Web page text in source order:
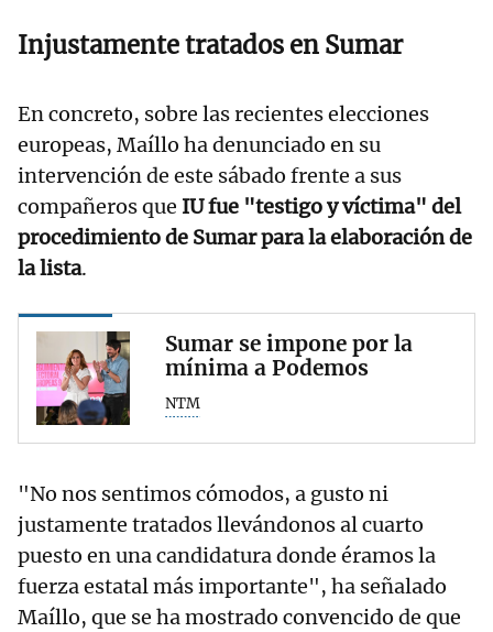
Injustamente tratados en Sumar
En concreto, sobre las recientes elecciones
europeas, Maíllo ha denunciado en su
intervención de este sábado frente a sus
compañeros que IU fue "testigo y víctima" del
procedimiento de Sumar para la elaboración de
la lista.
Sumar se impone por la
mínima a Podemos
NTM
"No nos sentimos cómodos, a gusto ni
justamente tratados llevándonos al cuarto
puesto en una candidatura donde éramos la
fuerza estatal más importante", ha señalado
Maíllo, que se ha mostrado convencido de que